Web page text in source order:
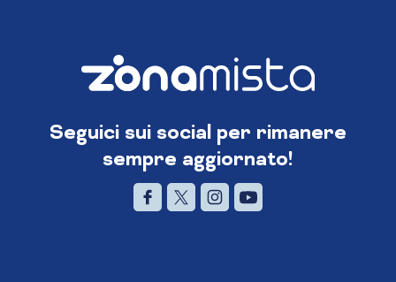
Seguici sui social per rimanere
sempre aggiornato!